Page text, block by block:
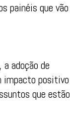
painéis que vão
adoção de
impacto positivo
que estão